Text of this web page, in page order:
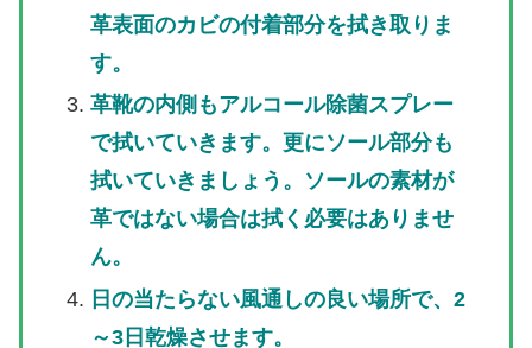
革表面のカビの付着部分を拭き取りま
す。
革靴の内側もアルコール除菌スプレー
で拭いていきます。更にソール部分も
拭いていきましょう。ソールの素材が
革ではない場合は拭く必要はありませ
ん。
日の当たらない風通しの良い場所で、2
～3日乾燥させます。